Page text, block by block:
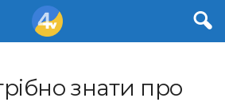
знати про